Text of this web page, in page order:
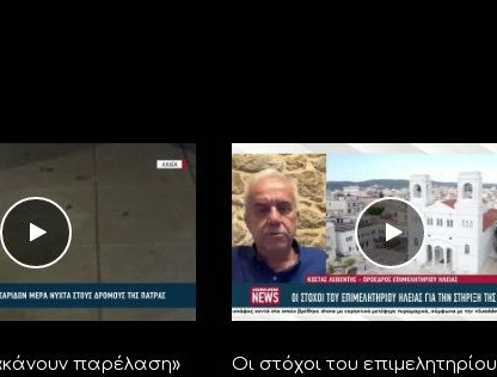
παρέλαση»
Οι στόχοι του επιμελητηρίου